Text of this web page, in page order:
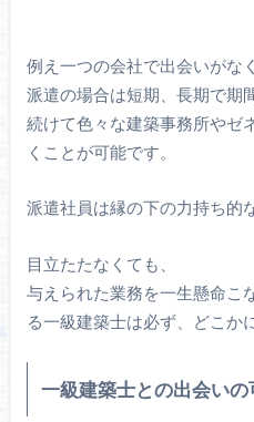
例え一つの会社で出会いがな
派遣の場合は短期、長期で期
続けて色々な建築事務所やゼ
くことが可能です。
派遣社員は縁の下の力持ち的
目立たたなくても、
与えられた業務を一生懸命こ
る一級建築士は必ず、どこか
一級建築士との出会い